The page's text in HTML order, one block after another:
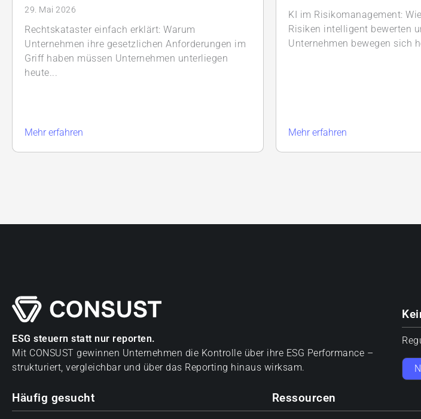
29. Mai 2026
Rechtskataster einfach erklärt: Warum
Unternehmen ihre gesetzlichen Anforderungen im
Griff haben müssen Unternehmen unterliegen
heute...
Mehr erfahren
KI im Risikomanagement:
Risiken intelligent bewerten
Unternehmen bewegen sich
Mehr erfahren
ESG steuern statt nur reporten.
Mit CONSUST gewinnen Unternehmen die Kontrolle über ihre ESG Performance –
strukturiert, vergleichbar und über das Reporting hinaus wirksam.
Häufig gesucht Ressourcen